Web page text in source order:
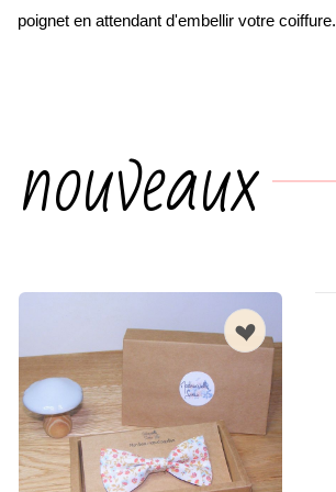
poignet en attendant d'embellir votre coiffure.
n